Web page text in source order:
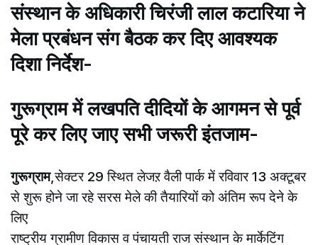
संस्थान के अधिकारी चिरंजी लाल कटारिया ने
मेला प्रबंधन संग बैठक कर दिए आवश्यक
दिशा निर्देश-
गुरूग्राम में लखपति दीदियों के आगमन से पूर्व
पूरे कर लिए जाए सभी जरूरी इंतजाम-
गुरूग्राम,सेक्टर 29 स्थित लेजऱ वैली पार्क में रविवार 13 अक्टूबर
से शुरू होने जा रहे सरस मेले की तैयारियों को अंतिम रूप देने के
लिए
राष्ट्रीय ग्रामीण विकास व पंचायती राज संस्थान के मार्केटिंग